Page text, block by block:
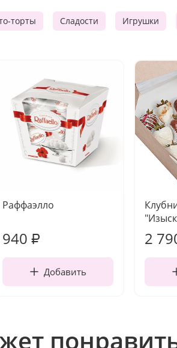
торты Сладости Игрушки
Раффаэлло
940 ₽
Добавить
2